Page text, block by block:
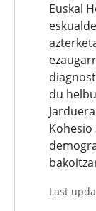
Euskal
du
Last